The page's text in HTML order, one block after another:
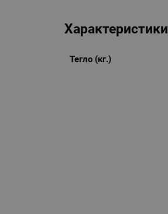
Характеристики
Тегло (кг.)